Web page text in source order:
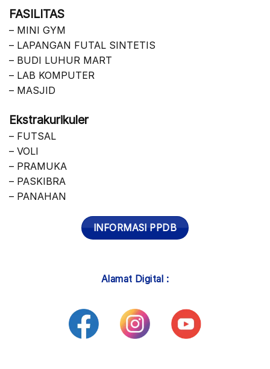
FASILITAS
– MINI GYM
– LAPANGAN FUTAL SINTETIS
– BUDI LUHUR MART
– LAB KOMPUTER
– MASJID
Ekstrakurikuler
– FUTSAL
– VOLI
– PRAMUKA
– PASKIBRA
– PANAHAN
INFORMASI PPDB
Alamat Digital :